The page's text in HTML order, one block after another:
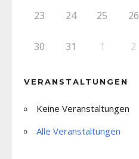
23 24 25 26
30 31 1 2
VERANSTALTUNGEN
Keine Veranstaltungen
Alle Veranstaltungen